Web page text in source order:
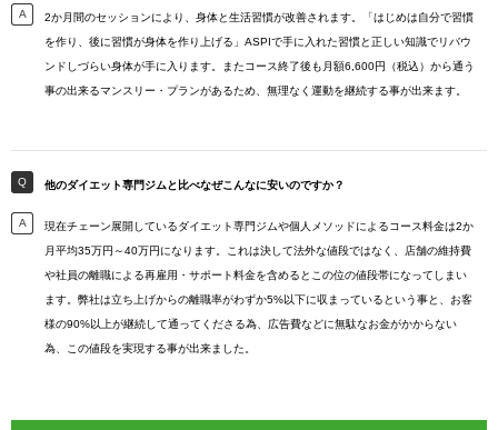
2か月間のセッションにより、身体と生活習慣が改善されます。「はじめは自分で習慣
を作り、後に習慣が身体を作り上げる」ASPIで手に入れた習慣と正しい知識でリバウ
ンドしづらい身体が手に入ります。またコース終了後も月額6,600円（税込）から通う
事の出来るマンスリー・プランがあるため、無理なく運動を継続する事が出来ます。
他のダイエット専門ジムと比べなぜこんなに安いのですか？
現在チェーン展開しているダイエット専門ジムや個人メソッドによるコース料金は2か
月平均35万円～40万円になります。これは決して法外な値段ではなく、店舗の維持費
や社員の離職による再雇用・サポート料金を含めるとこの位の値段帯になってしまい
ます。弊社は立ち上げからの離職率がわずか5%以下に収まっているという事と、お客
様の90%以上が継続して通ってくださる為、広告費などに無駄なお金がかからない
為、この値段を実現する事が出来ました。